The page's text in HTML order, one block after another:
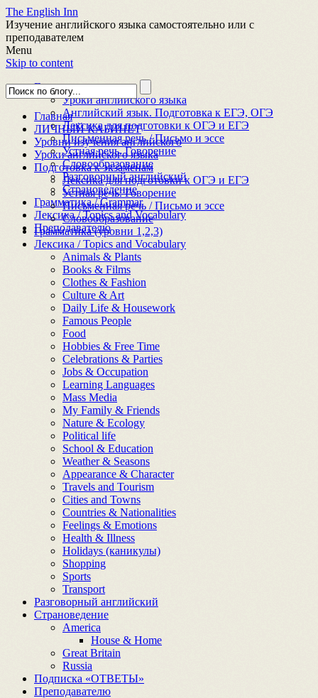
The English Inn
Изучение английского языка самостоятельно или с
преподавателем
Menu
Skip to content
Главная
Уроки английского языка
Английский язык. Подготовка к ЕГЭ, ОГЭ
Лексика для подготовки к ОГЭ и ЕГЭ
Письменная речь / Письмо и эссе
Устная речь. Говорение
Словообразование
Разговорный английский
Страноведение
Грамматика / Grammar
Лексика / Topics and Vocabulary
Преподавателю
Главная
ЛИЧНЫЙ КАБИНЕТ
Уровни изучения английского
Уроки английского языка
Подготовка к экзаменам
Лексика для подготовки к ОГЭ и ЕГЭ
Устная речь. Говорение
Письменная речь / Письмо и эссе
Словообразование
Грамматика (уровни 1,2,3)
Лексика / Topics and Vocabulary
Animals & Plants
Books & Films
Clothes & Fashion
Culture & Art
Daily Life & Housework
Famous People
Food
Hobbies & Free Time
Celebrations & Parties
Jobs & Occupation
Learning Languages
Mass Media
My Family & Friends
Nature & Ecology
Political life
School & Education
Weather & Seasons
Appearance & Character
Travels and Tourism
Cities and Towns
Countries & Nationalities
Feelings & Emotions
Health & Illness
Holidays (каникулы)
Shopping
Sports
Transport
Разговорный английский
Страноведение
America
House & Home
Great Britain
Russia
Подписка «ОТВЕТЫ»
Преподавателю